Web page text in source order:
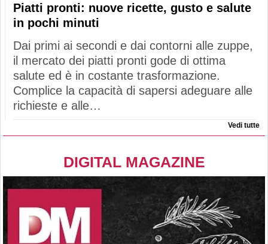
Piatti pronti: nuove ricette, gusto e salute
in pochi minuti
Dai primi ai secondi e dai contorni alle zuppe,
il mercato dei piatti pronti gode di ottima
salute ed è in costante trasformazione.
Complice la capacità di sapersi adeguare alle
richieste e alle…
Vedi tutte
DIGITAL MAGAZINE